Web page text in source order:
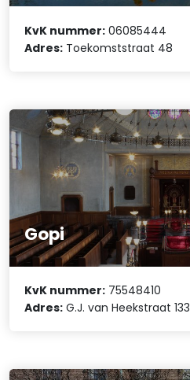
KvK nummer: 06085444
Adres: Toekomststraat 48
Gopi
KvK nummer: 75548410
Adres: G.J. van Heekstraat 133